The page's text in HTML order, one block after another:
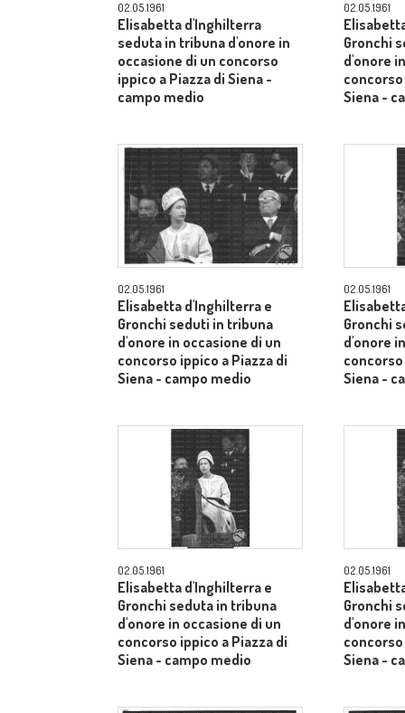
02.05.1961
Elisabetta d'Inghilterra
seduta in tribuna d'onore in
occasione di un concorso
ippico a Piazza di Siena -
campo medio
02.05.1961
Gronchi
d'onore
Siena -
02.05.1961
Elisabetta d'Inghilterra e
Gronchi seduti in tribuna
d'onore in occasione di un
concorso ippico a Piazza di
Siena - campo medio
02.05.1961
Gronchi
d'onore
Siena -
02.05.1961
Elisabetta d'Inghilterra e
Gronchi seduta in tribuna
d'onore in occasione di un
concorso ippico a Piazza di
Siena - campo medio
02.05.1961
Gronchi
d'onore
Siena -